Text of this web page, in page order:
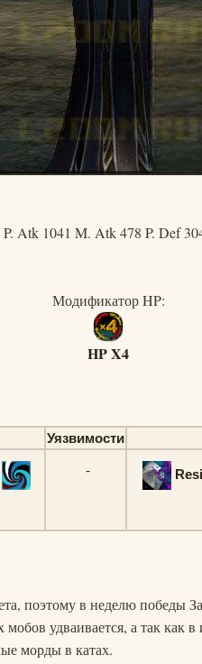
Atk 1041 M. Atk 478 P. Def
Модификатор HP:
HP X4
Уязвимости
-
поэтому в неделю победы
удваивается, а так как
морды в катах.